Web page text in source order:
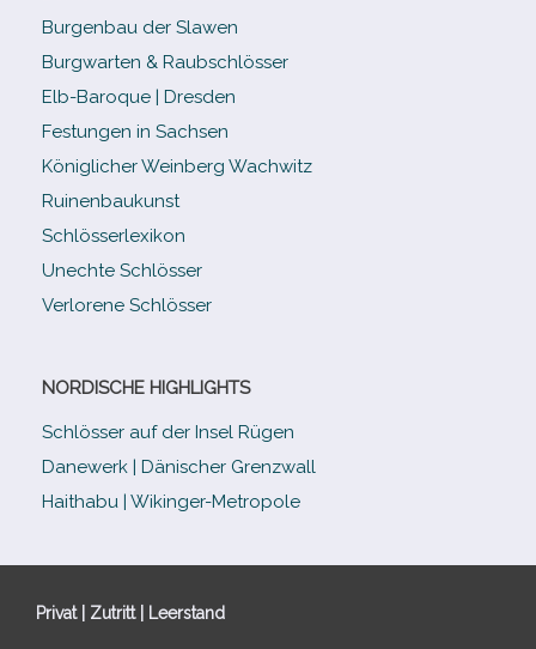
Burgenbau der Slawen
Burgwarten & Raubschlösser
Elb-​Baroque | Dresden
Festungen in Sachsen
Königlicher Weinberg Wachwitz
Ruinenbaukunst
Schlösserlexikon
Unechte Schlösser
Verlorene Schlösser
NORDISCHE HIGHLIGHTS
Schlösser auf der Insel Rügen
Danewerk | Dänischer Grenzwall
Haithabu | Wikinger-Metropole
Privat | Zutritt | Leerstand